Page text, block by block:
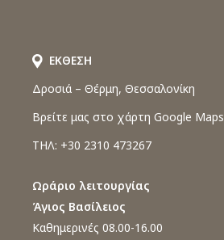
ΕΚΘΕΣΗ
Δροσιά – Θέρμη, Θεσσαλονίκη
Βρείτε μας στο χάρτη Google Maps
ΤΗΛ: +30 2310 473267
Ωράριο λειτουργίας
Άγιος Βασίλειος
Καθημερινές 08.00-16.00